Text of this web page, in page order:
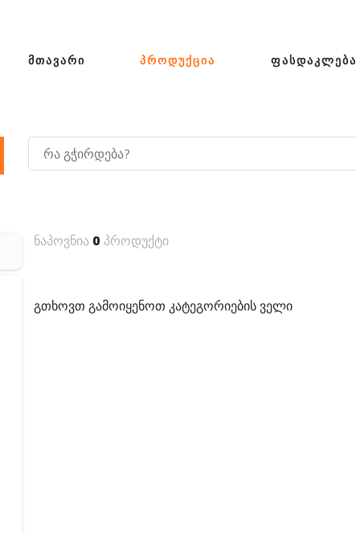
ᲛᲗᲐᲕᲐᲠᲘ ᲞᲠᲝᲓᲣᲥᲪᲘᲐ ᲤᲐᲡᲓᲐᲙᲚᲔᲑᲐ
ნაპოვნია0 პროდუქტი
გთხოვთ გამოიყენოთ კატეგორიების ველი